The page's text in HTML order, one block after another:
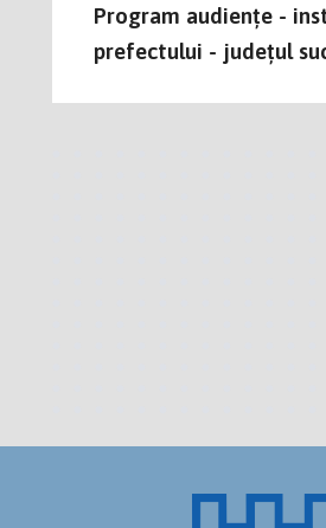
Program audiențe -
prefectului - județul